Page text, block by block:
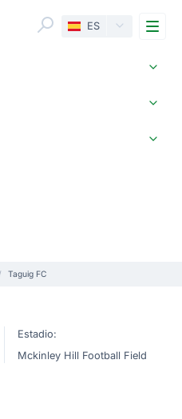
ES
Taguig FC
Estadio:
Mckinley Hill Football Field